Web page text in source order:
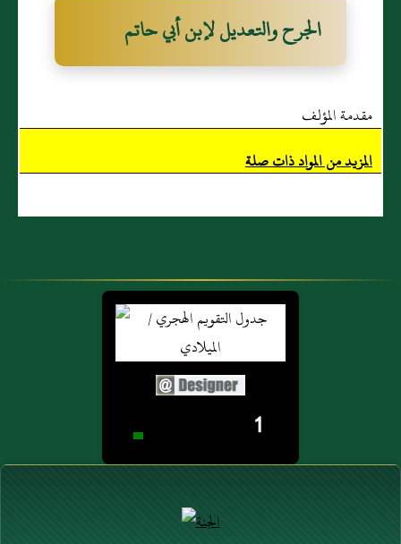
الجرح والتعديل لإبن أبي حاتم
مقدمة المؤلف
المزيد من المواد ذات صلة
1